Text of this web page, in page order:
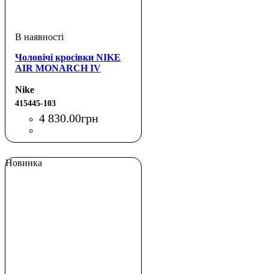
Чоловічі кросівки NIKE
AIR MONARCH IV
Nike
415445-103
4 830.00грн
Новинка